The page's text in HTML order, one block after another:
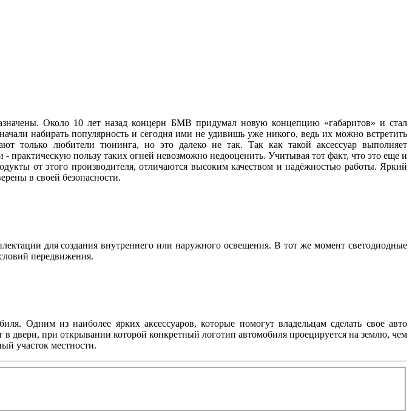
Около 10 лет назад концерн БМВ придумал новую концепцию «габаритов» и стал
набирать популярность и сегодня ими не удивишь уже никого, ведь их можно встретить
только любители тюнинга, но это далеко не так. Так как такой аксессуар выполняет
пользу таких огней невозможно недооценить. Учитывая тот факт, что это еще и
от этого производителя, отличаются высоким качеством и надёжностью работы. Яркий
в своей безопасности.
для создания внутреннего или наружного освещения. В тот же момент светодиодные
передвижения.
Одним из наиболее ярких аксессуаров, которые помогут владельцам сделать свое авто
при открывании которой конкретный логотип автомобиля проецируется на землю, чем
участок местности.